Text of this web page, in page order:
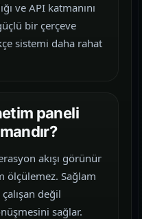
ve API katmanını
bir çerçeve
sistemi daha rahat
paneli
akışı görünür
ölçülemez. Sağlam
çalışan değil
sağlar.